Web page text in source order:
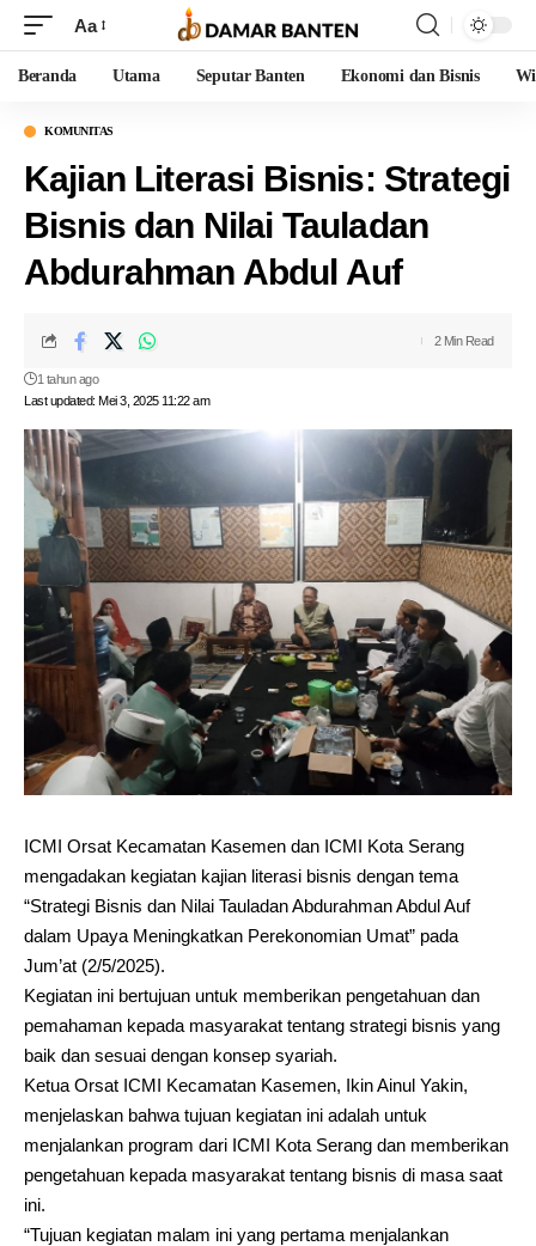
Aa
Beranda Utama Seputar Banten Ekonomi dan Bisnis
KOMUNITAS
Kajian Literasi Bisnis: Strategi
Bisnis dan Nilai Tauladan
Abdurahman Abdul Auf
Last updated: Mei 3, 2025 11:22 am
1 tahun ago
2 Min Read
ICMI Orsat Kecamatan Kasemen dan ICMI Kota Serang
mengadakan kegiatan kajian literasi bisnis dengan tema
“Strategi Bisnis dan Nilai Tauladan Abdurahman Abdul Auf
dalam Upaya Meningkatkan Perekonomian Umat” pada
Jum’at (2/5/2025).
Kegiatan ini bertujuan untuk memberikan pengetahuan dan
pemahaman kepada masyarakat tentang strategi bisnis yang
baik dan sesuai dengan konsep syariah.
Ketua Orsat ICMI Kecamatan Kasemen, Ikin Ainul Yakin,
menjelaskan bahwa tujuan kegiatan ini adalah untuk
menjalankan program dari ICMI Kota Serang dan memberikan
pengetahuan kepada masyarakat tentang bisnis di masa saat
ini.
“Tujuan kegiatan malam ini yang pertama menjalankan